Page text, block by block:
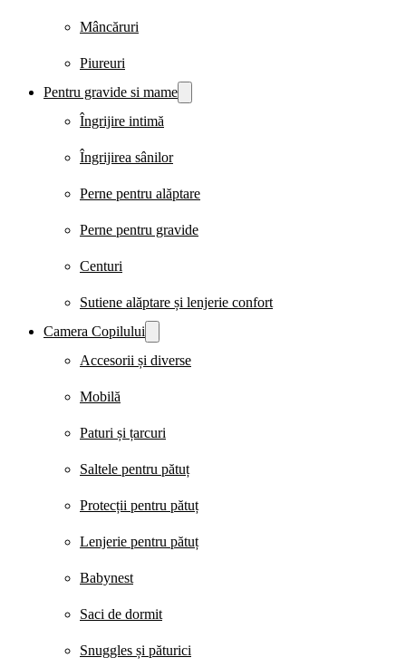
Mâncăruri
Piureuri
Pentru gravide si mame
Îngrijire intimă
Îngrijirea sânilor
Perne pentru alăptare
Perne pentru gravide
Centuri
Sutiene alăptare și lenjerie confort
Camera Copilului
Accesorii și diverse
Mobilă
Paturi și țarcuri
Saltele pentru pătuț
Protecții pentru pătuț
Lenjerie pentru pătuț
Babynest
Saci de dormit
Snuggles și păturici